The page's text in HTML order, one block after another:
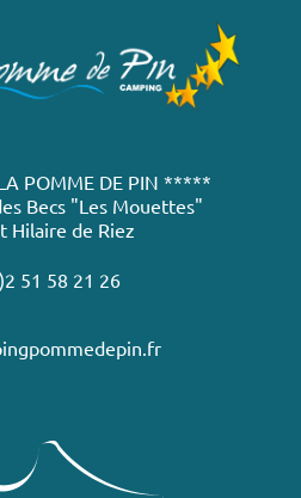
POMME DE PIN *****
Becs "Les Mouettes"
Hilaire de Riez
51 58 21 26